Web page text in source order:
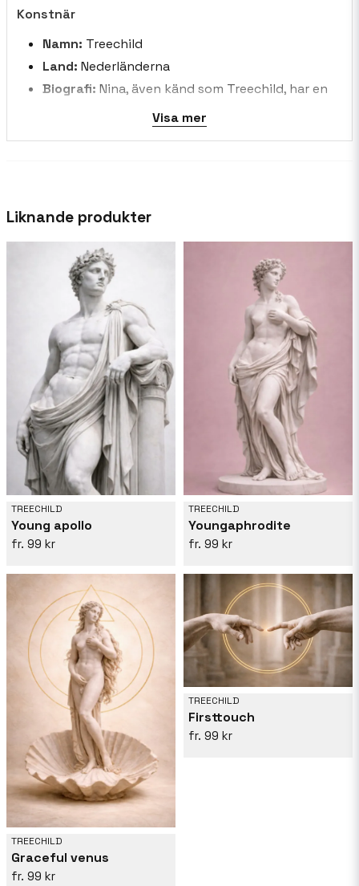
Konstnär
Namn: Treechild
Land: Nederländerna
Biografi: Nina, även känd som Treechild, har en
kreativa energi är kraftfull, och hon ägnar sig
helt åt sin konst. Det finns inga gränser för
att vägleda henne i hennes skapelser.
Visa mer
Liknande produkter
TREECHILD
Young apollo
99 kr
TREECHILD
Youngaphrodite
99 kr
TREECHILD
Graceful venus
99 kr
TREECHILD
Firsttouch
99 kr